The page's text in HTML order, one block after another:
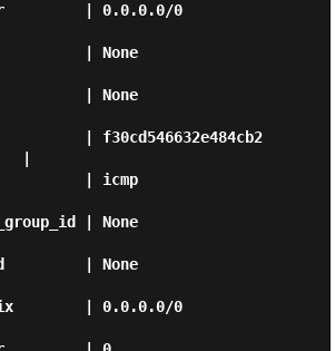
| 0.0.0.0/0
| None
| None
| f30cd546632e484cb2
|
| icmp
| None
| None
| 0.0.0.0/0